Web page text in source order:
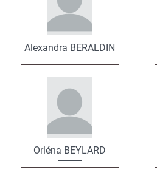
Alexandra BERALDIN
Orléna BEYLARD